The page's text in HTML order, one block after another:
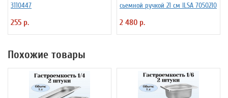
3110447
255 р.
сьемной ручкой 21 см ILSA 7050210
2 480 р.
Похожие товары